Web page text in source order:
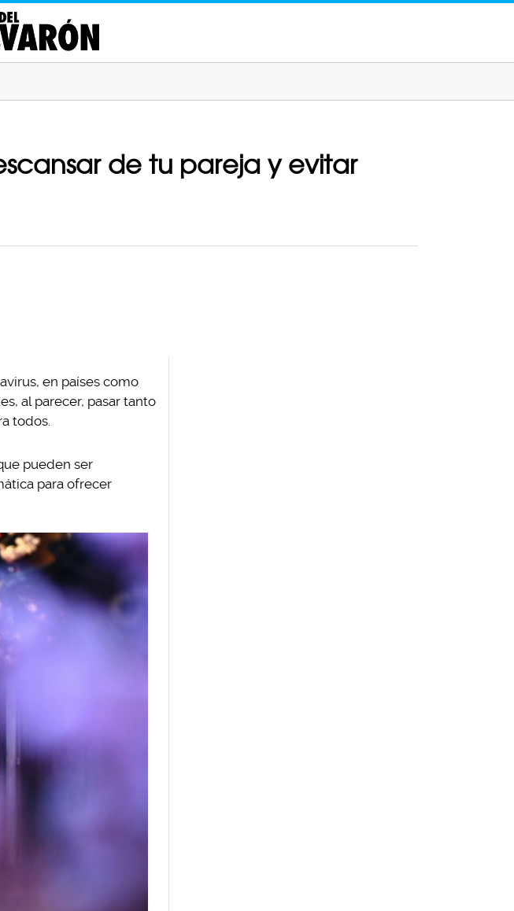
de tu pareja y evitar
en países como
al parecer, pasar tanto
todos.
pueden ser
para ofrecer